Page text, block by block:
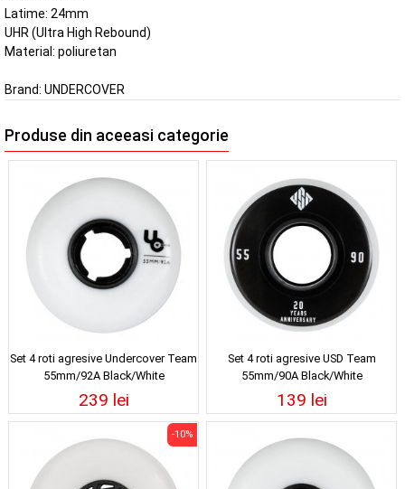
Latime: 24mm
UHR (Ultra High Rebound)
Material: poliuretan
Brand: UNDERCOVER
Produse din aceeasi categorie
Set 4 roti agresive Undercover Team
55mm/92A Black/White
239 lei
Set 4 roti agresive USD Team
55mm/90A Black/White
139 lei
-10%